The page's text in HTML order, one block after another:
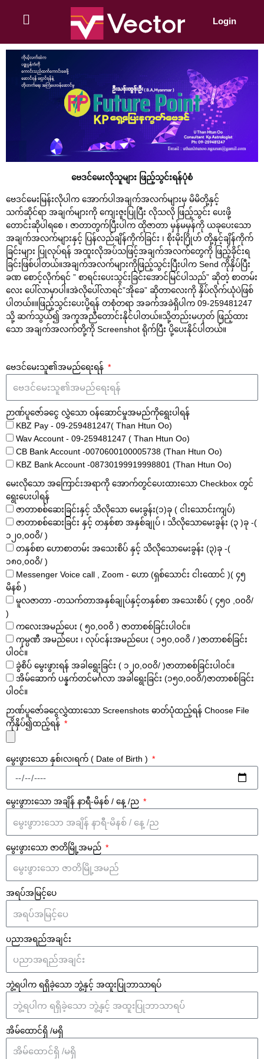
Login
ဗေဒင်မေးလိုသူများ ဖြည့်သွင်းရန်ပုံစံ
ဗေဒင်မေးမြန်းလိုပါက အောက်ပါအချက်အလက်များမှ မိမိတို့နှင့်
သက်ဆိုင်ရာ အချက်များကို ကျေးဇူးပြုပြီး လိုသလို ဖြည့်သွင်း ပေးဖို့
တောင်းဆိုပါရစေ ၊ ဇာတာတွက်ပြီးပါက ထိုဇာတာ မှန်မမှန်ကို ယခုပေးသော
အချက်အလက်များနှင့် ပြန်လည်ချိန်ကိုက်ခြင်း ၊ စိုးမိုးဂြိုဟ် တို့နှင့်ချိန်ကိုက်
ခြင်းများ ပြုလုပ်ရန် အထူးလိုအပ်သဖြင့်အချက်အလက်တွေကို ဖြည့်ခိုင်းရ
ခြင်းဖြစ်ပါတယ်။အချက်အလက်များကိုဖြည့်သွင်းပြီးပါက Send ကိုနှိပ်ပြီး
ခဏ စောင့်လိုက်ရင် ” စာရင်းပေးသွင်းခြင်းအောင်မြင်ပါသည်” ဆိုတဲ့ စာတမ်း
လေး ပေါ်လာမှာပါ။အဲလိုပေါ်လာရင်”အိုခေ” ဆိုတာလေးကို နှိပ်လိုက်ယုံပဲဖြစ်
ပါတယ်။။ဖြည့်သွင်းပေးပို့ရန် တစုံတရာ အခက်အခဲရှိပါက 09-259481247
သို့ ဆက်သွယ်၍ အကူအညီတောင်းနိုင်ပါတယ်။သို့တည်းမဟုတ် ဖြည့်ထား
သော အချက်အလက်တို့ကို Screenshot ရိုက်ပြီး ပို့ပေးနိုင်ပါတယ်။
ဗေဒင်မေးသူ၏အမည်ရေးရန်
ဉာဏ်ပူဇော်ခငွေ လွှဲသော ဝန်ဆောင်မှုအမည်ကိုရွေးပါရန်
KBZ Pay - 09-259481247( Than Htun Oo)
Wav Account - 09-259481247 ( Than Htun Oo)
CB Bank Account -0070600100005738 (Than Htun Oo)
KBZ Bank Account -08730199919998801 (Than Htun Oo)
မေးလိုသော အကြောင်းအရာကို အောက်တွင်ပေးထားသော Checkbox တွင်
ရွေးပေးပါရန်
ဇာတာစစ်ဆေးခြင်းနှင့် သိလိုသော မေးခွန်း(၁)ခု ( ငါးသောင်းကျပ်)
ဇာတာစစ်ဆေးခြင်း နှင့် တနှစ်စာ အနှစ်ချုပ် ၊ သိလိုသောမေးခွန်း (၃ )ခု -(
၁၂၀,၀၀၀ိ/ )
တနှစ်စာ ဟောစာတမ်း အသေးစိပ် နှင့် သိလိုသောမေးခွန်း (၃)ခု -(
၁၈၀,၀၀၀ိ/ )
Messenger Voice call , Zoom - ဟော (ရှစ်သောင်း ငါးထောင် )( ၄၅
မိနစ် )
မူလဇာတာ -တသက်တာအနှစ်ချုပ်နှင့်တနှစ်စာ အသေးစိပ် ( ၄၅၀ ,၀၀၀ိ/
)
ကလေးအမည်ပေး ( ၅၀,၀၀၀ိ ) ဇာတာစစ်ခြင်းပါဝင်။
ကုမ္ပဏီ အမည်ပေး ၊ လုပ်ငန်းအမည်ပေး ( ၁၅၀,၀၀၀ိ / )ဇာတာစစ်ခြင်း
ပါဝင်။
ခွဲစိပ် မွေးဖွားရန် အခါရွေးခြင်း ( ၁၂၀,၀၀၀ိ/ )ဇာတာစစ်ခြင်းပါဝင်။
အိမ်ဆောက် ပန္နက်တင်မင်္ဂလာ အခါရွေးခြင်း (၁၅၀,၀၀၀ိ/)ဇာတာစစ်ခြင်း
ပါဝင်။
ဉာဏ်ပူဇော်ခငွေလွှဲထားသော Screenshots ဓာတ်ပုံထည့်ရန် Choose File
ကိုနှိပ်၍ထည့်ရန်
မွေးဖွားသော နှစ်၊လ၊ရက် ( Date of Birth )
မွေးဖွာားသော အချိန် နာရီ-မိနစ် / နေ့ /ည
မွေးဖွားသော ဇာတိမြို့အမည်
အရပ်အမြင့်ပေ
ပညာအရည်အချင်း
ဘွဲ့ရပါက ရရှိခဲ့သော ဘွဲ့နှင့် အထူးပြုဘာသာရပ်
အိမ်ထောင်ရှိ /မရှိ